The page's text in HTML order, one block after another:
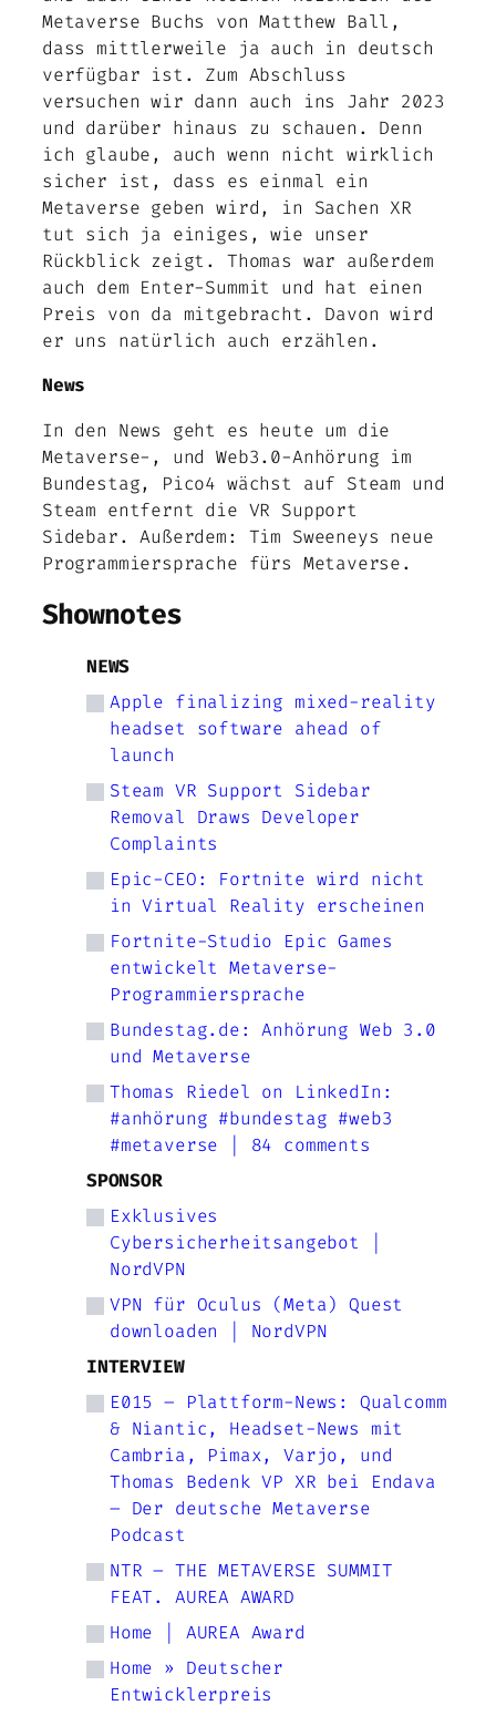
Metaverse Buchs von Matthew Ball,
dass mittlerweile ja auch in deutsch
verfügbar ist. Zum Abschluss
versuchen wir dann auch ins Jahr 2023
und darüber hinaus zu schauen. Denn
ich glaube, auch wenn nicht wirklich
sicher ist, dass es einmal ein
Metaverse geben wird, in Sachen XR
tut sich ja einiges, wie unser
Rückblick zeigt. Thomas war außerdem
auch dem Enter-Summit und hat einen
Preis von da mitgebracht. Davon wird
er uns natürlich auch erzählen.
News
In den News geht es heute um die
Metaverse-, und Web3.0-Anhörung im
Bundestag, Pico4 wächst auf Steam und
Steam entfernt die VR Support
Sidebar. Außerdem: Tim Sweeneys neue
Programmiersprache fürs Metaverse.
Shownotes
NEWS
Apple finalizing mixed-reality
headset software ahead of
launch
Steam VR Support Sidebar
Removal Draws Developer
Complaints
Epic-CEO: Fortnite wird nicht
in Virtual Reality erscheinen
Fortnite-Studio Epic Games
entwickelt Metaverse-
Programmiersprache
Bundestag.de: Anhörung Web 3.0
und Metaverse
Thomas Riedel on LinkedIn:
#anhörung #bundestag #web3
#metaverse | 84 comments
SPONSOR
Exklusives
Cybersicherheitsangebot |
NordVPN
VPN für Oculus (Meta) Quest
downloaden | NordVPN
INTERVIEW
E015 – Plattform-News: Qualcomm
& Niantic, Headset-News mit
Cambria, Pimax, Varjo, und
Thomas Bedenk VP XR bei Endava
– Der deutsche Metaverse
Podcast
NTR – THE METAVERSE SUMMIT
FEAT. AUREA AWARD
Home | AUREA Award
Home » Deutscher
Entwicklerpreis